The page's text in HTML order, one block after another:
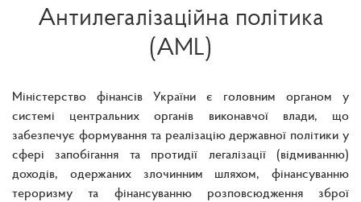
Антилегалізаційна політика
(AML)
Міністерство фінансів України є головним органом у
системі центральних органів виконавчої влади, що
забезпечує формування та реалізацію державної політики у
сфері запобігання та протидії легалізації (відмиванню)
доходів, одержаних злочинним шляхом, фінансуванню
тероризму та фінансуванню розповсюдження зброї